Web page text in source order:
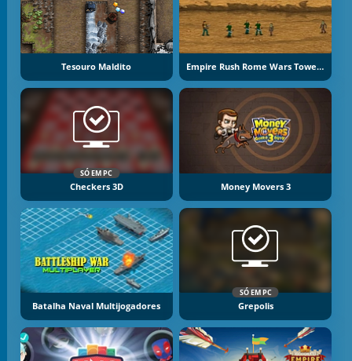
Tesouro Maldito Empire Rush Rome Wars Tower Defense
SÓ EM PC
Checkers 3D Money Movers 3
Batalha Naval Multijogadores
SÓ EM PC
Grepolis